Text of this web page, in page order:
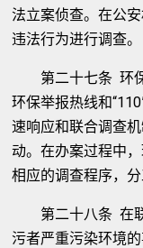
法立案侦查。在公
违法行为进行调查。
第二十七条 环保
环保举报热线和
速响应和联合调查
动。在办案过程中
相应的调查程序，
第二十八条 在联
污者严重污染环境